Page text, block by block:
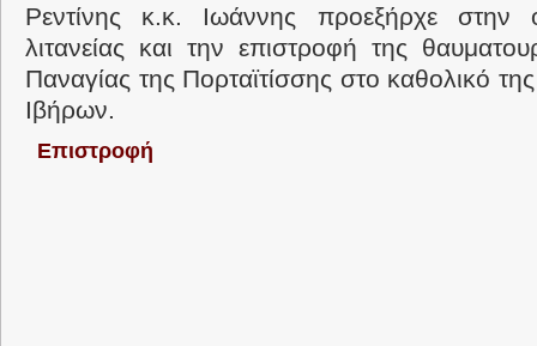
Ρεντίνης κ.κ. Ιωάννης προεξήρχε στην
λιτανείας και την επιστροφή της
Παναγίας της Πορταϊτίσσης στο καθολικό
Ιβήρων.
Επιστροφή